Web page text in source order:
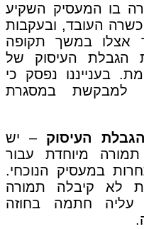
בו המעסיק השקיע
העובד, ובעקבות
אצלו במשך תקופה
הגבלת העיסוק של
בענייננו נפסק כי
למבקשת במסגרת
העיסוק – יש
מיוחדת עבור
במעסיק הנוכחי.
לא קיבלה תמורה
עליה חתמה בחוזה